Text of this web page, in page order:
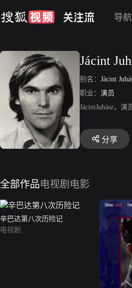
导航
Jácint
别名： Jácint
职业： 演员
JácintJuhász，
分享
全部作品电视剧 电影
辛巴达第八次历险记
电视剧